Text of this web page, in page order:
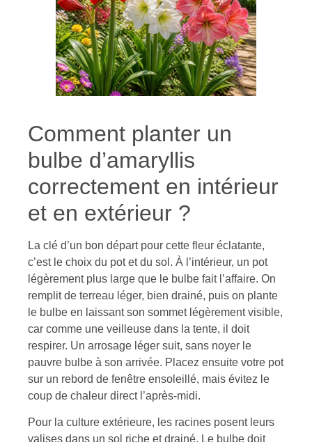
Comment planter un
bulbe d’amaryllis
correctement en intérieur
et en extérieur ?
La clé d’un bon départ pour cette fleur éclatante,
c’est le choix du pot et du sol. À l’intérieur, un pot
légèrement plus large que le bulbe fait l’affaire. On
remplit de terreau léger, bien drainé, puis on plante
le bulbe en laissant son sommet légèrement visible,
car comme une veilleuse dans la tente, il doit
respirer. Un arrosage léger suit, sans noyer le
pauvre bulbe à son arrivée. Placez ensuite votre pot
sur un rebord de fenêtre ensoleillé, mais évitez le
coup de chaleur direct l’après-midi.
Pour la culture extérieure, les racines posent leurs
valises dans un sol riche et drainé. Le bulbe doit